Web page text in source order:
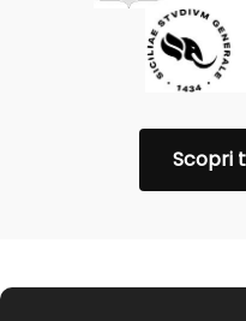
Scopri